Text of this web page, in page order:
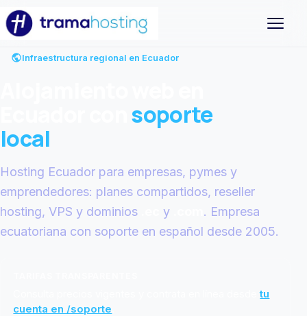
Abrir
Infraestructura regional en Ecuador
soporte
local
Hosting Ecuador para empresas, pymes y
emprendedores: planes compartidos, reseller
hosting, VPS y dominios
y
. Empresa
ecuatoriana con soporte en español desde 2005.
Consulta precios vigentes y contrata en línea desdetu
cuenta en /soporte